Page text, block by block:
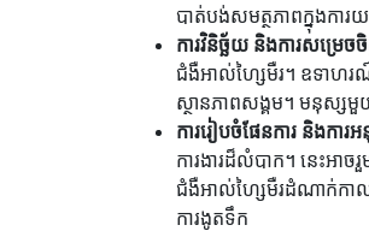
បាត់បង់សមត្ថភាពក្នុងកា
ការវិនិច្ឆ័យ និងការសម្រេចចិ
ជំងឺអាល់ហ្សៃមឺរ។ ឧទាហរ
ស្ថានភាពសង្គម។ មនុស្សមួយ
ការរៀបចំផែនការ និងការអ
ការងារដ៏លំបាក។ នេះអា
ជំងឺអាល់ហ្សៃមឺរដំណាក់កាលធ្
ការងូតទឹក